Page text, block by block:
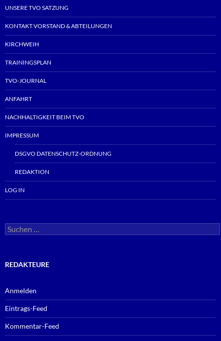
UNSERE TVO SATZUNG
KONTAKT VORSTAND & ABTEILUNGEN
KIRCHWEIH
TRAININGSPLAN
TVO-JOURNAL
ANFAHRT
NACHHALTIGKEIT BEIM TVO
IMPRESSUM
DSGVO DATENSCHUTZ-ORDNUNG
REDAKTION
LOG IN
Suchen
nach:
REDAKTEURE
Anmelden
Eintrags-Feed
Kommentar-Feed